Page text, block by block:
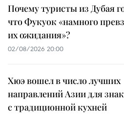
Почему туристы из Дубая
что Фукуок «намного
их ожидания»?
02/08/2026 20:00
Хюэ вошел в число лучших
направлений Азии для
с традиционной кухней